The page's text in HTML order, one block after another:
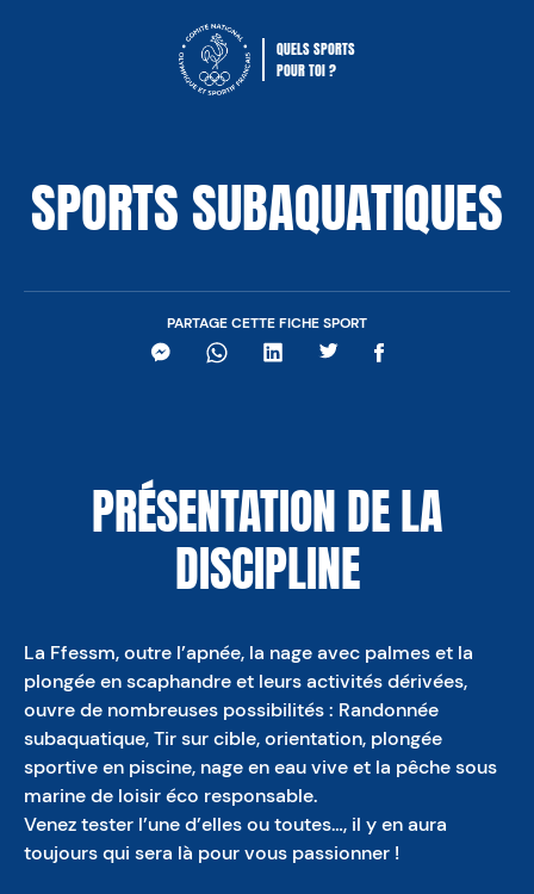
Comité National Olympique Sportif
QUELS SPORTS
POUR TOI ?
SPORTS SUBAQUATIQUES
PARTAGE CETTE FICHE SPORT
MessengerWhatsAppLinkedInTwitterFacebook
PRÉSENTATION DE LA
DISCIPLINE
La Ffessm, outre l’apnée, la nage avec palmes et la
plongée en scaphandre et leurs activités dérivées,
ouvre de nombreuses possibilités : Randonnée
subaquatique, Tir sur cible, orientation, plongée
sportive en piscine, nage en eau vive et la pêche sous
marine de loisir éco responsable.
Venez tester l’une d’elles ou toutes…, il y en aura
toujours qui sera là pour vous passionner !